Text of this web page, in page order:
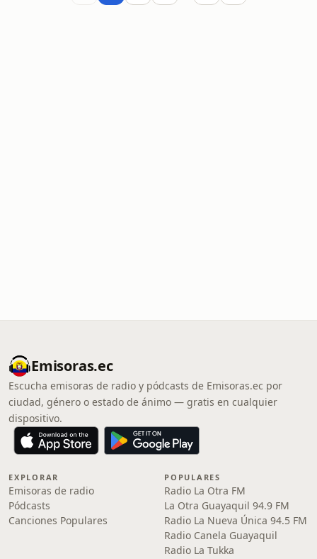
Emisoras.ec
Escucha emisoras de radio y pódcasts de Emisoras.ec por
ciudad, género o estado de ánimo — gratis en cualquier
dispositivo.
EXPLORAR
Emisoras de radio
Pódcasts
Canciones Populares
POPULARES
Radio La Otra FM
La Otra Guayaquil 94.9 FM
Radio La Nueva Única 94.5 FM
Radio Canela Guayaquil
Radio La Tukka